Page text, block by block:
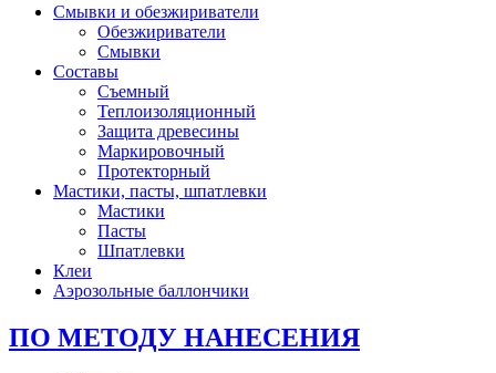
Смывки и обезжириватели
Обезжириватели
Смывки
Составы
Съемный
Теплоизоляционный
Защита древесины
Маркировочный
Протекторный
Мастики, пасты, шпатлевки
Мастики
Пасты
Шпатлевки
Клеи
Аэрозольные баллончики
ПО МЕТОДУ НАНЕСЕНИЯ